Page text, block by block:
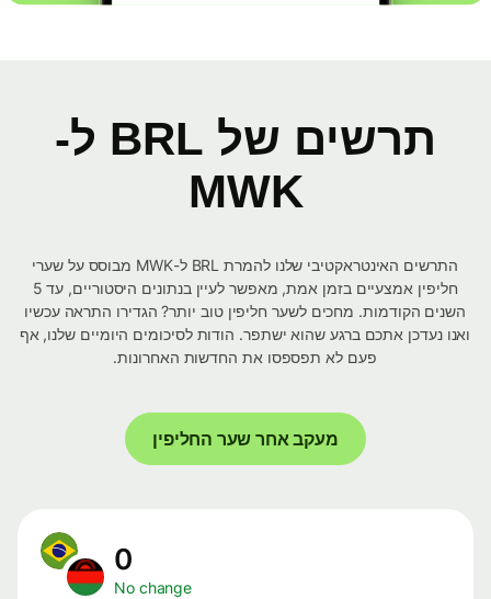
תרשים של BRL ל-
MWK
התרשים האינטראקטיבי שלנו להמרת BRL ל-MWK מבוסס על שערי
חליפין אמצעיים בזמן אמת, מאפשר לעיין בנתונים היסטוריים, עד 5
השנים הקודמות. מחכים לשער חליפין טוב יותר? הגדירו התראה עכשיו
ואנו נעדכן אתכם ברגע שהוא ישתפר. הודות לסיכומים היומיים שלנו, אף
פעם לא תפספסו את החדשות האחרונות.
מעקב אחר שער החליפין
No change